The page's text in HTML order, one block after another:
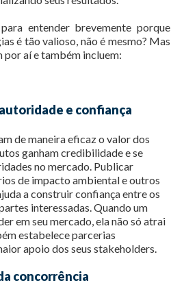
entender brevemente porque
é tão valioso, não é mesmo? Mas
por aí e também incluem:
e confiança
de maneira eficaz o valor dos
ganham credibilidade e se
no mercado. Publicar
de impacto ambiental e outros
a construir confiança entre os
interessadas. Quando um
em seu mercado, ela não só atrai
estabelece parcerias
apoio dos seus stakeholders.
concorrência